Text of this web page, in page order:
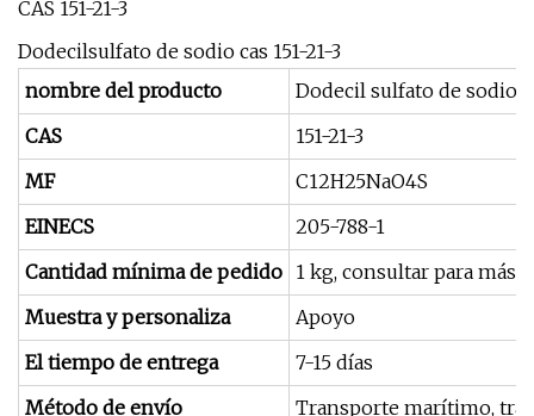
Dodecilsulfato de sodio cas 151-21-3
nombre del producto
Dodecil sulfato de sodio
CAS
151-21-3
MF
C12H25NaO4S
EINECS
205-788-1
Cantidad mínima de pedido 1 kg, consultar para más
Muestra y personaliza
Apoyo
El tiempo de entrega
7-15 días
Método de envío
Transporte marítimo,